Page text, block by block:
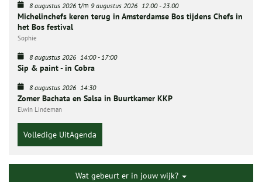
8 augustus 2026 t/m 9 augustus 2026 12:00-23:00
Michelinchefs keren terug in Amsterdamse Bos tijdens Chefs in
het Bos festival
Sophie
8 augustus 2026 14:00-17:00
Sip & paint - in Cobra
8 augustus 2026 14:30
Zomer Bachata en Salsa in Buurtkamer KKP
Elwin Lindeman
Volledige UitAgenda
Wat gebeurt er in jouw wijk?